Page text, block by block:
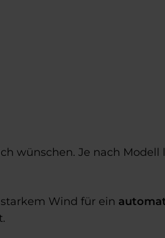
wünschen. Je nach Modell
Wind für ein